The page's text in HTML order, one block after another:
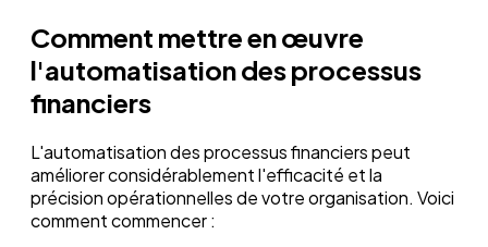
Comment mettre en œuvre
l'automatisation des processus
financiers
L'automatisation des processus financiers peut
améliorer considérablement l'efficacité et la
précision opérationnelles de votre organisation. Voici
comment commencer :